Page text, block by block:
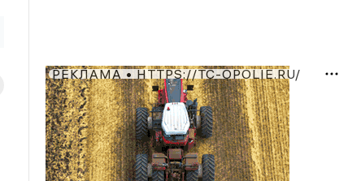
РЕКЛАМА • HTTPS://TC-OPOLIE.RU/